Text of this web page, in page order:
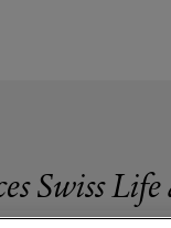
Swiss